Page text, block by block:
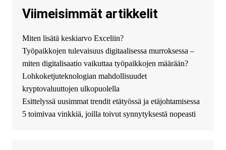
купить хавал джулиан -
http://jolion-ufa1.ru/
Появился вопрос про срочно
взять деньги? Предлагаем
безопасный источник
финансовой помощи. Вы
можете получить
финансирование в долг без
избыточных вопросов и
документов? Тогда обратитесь
Viimeisimmät artikkelit
Miten lisätä keskiarvo Exceliin?
Työpaikkojen tulevaisuus digitaalisessa murroksessa –
miten digitalisaatio vaikuttaa työpaikkojen määrään?
Lohkoketjuteknologian mahdollisuudet
kryptovaluuttojen ulkopuolella
Esittelyssä uusimmat trendit etätyössä ja etäjohtamisessa
5 toimivaa vinkkiä, joilla toivut synnytyksestä nopeasti